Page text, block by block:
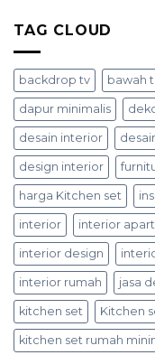
TAG CLOUD
backdrop tv bawah
dapur minimalis
desain interior
design interior
harga Kitchen set
interior interior
interior design
interior rumah jasa
kitchen set Kitchen
kitchen set rumah